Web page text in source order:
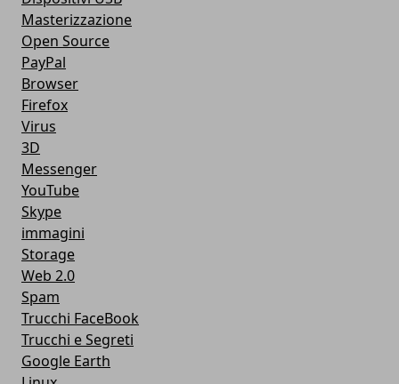
Masterizzazione
Open Source
PayPal
Browser
Firefox
Virus
3D
Messenger
YouTube
Skype
immagini
Storage
Web 2.0
Spam
Trucchi FaceBook
Trucchi e Segreti
Google Earth